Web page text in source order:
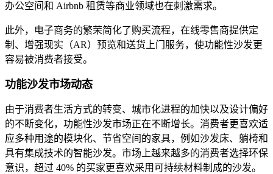
办公空间和 Airbnb 租赁等商业领域也在刺激需求。
此外，电子商务的繁荣简化了购买流程，在线零售商提供定
制、增强现实（AR）预览和送货上门服务，使功能性沙发更
容易被消费者接受。
功能沙发市场动态
由于消费者生活方式的转变、城市化进程的加快以及设计偏好
的不断变化，功能性沙发市场正在不断增长。消费者更喜欢适
应多种用途的模块化、节省空间的家具，例如沙发床、躺椅和
具有集成技术的智能沙发。市场上越来越多的消费者选择环保
意识，超过 40% 的买家更喜欢采用可持续材料制成的沙发。